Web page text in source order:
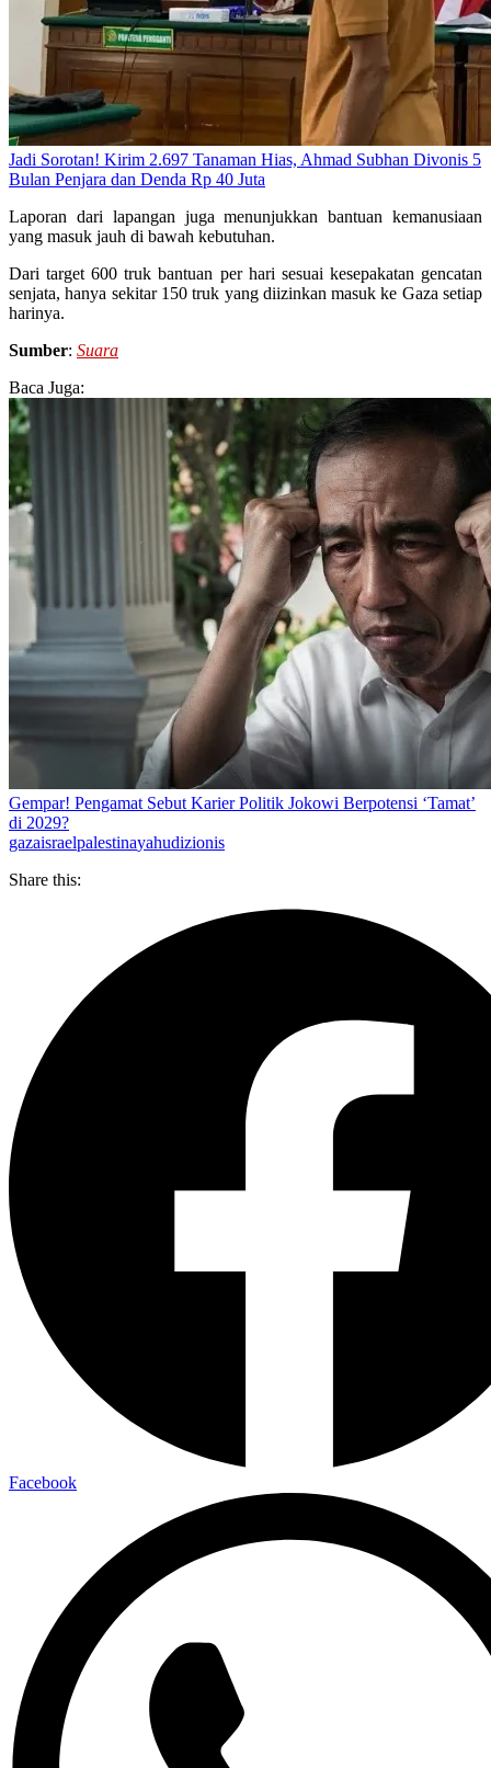
Jadi Sorotan! Kirim 2.697 Tanaman Hias, Ahmad Subhan Divonis 5
Bulan Penjara dan Denda Rp 40 Juta
Laporan dari lapangan juga menunjukkan bantuan kemanusiaan
yang masuk jauh di bawah kebutuhan.
Dari target 600 truk bantuan per hari sesuai kesepakatan gencatan
senjata, hanya sekitar 150 truk yang diizinkan masuk ke Gaza setiap
harinya.
Sumber: Suara
Baca Juga:
Gempar! Pengamat Sebut Karier Politik Jokowi Berpotensi ‘Tamat’
di 2029?
gazaisraelpalestinayahudizionis
Share this:
Facebook